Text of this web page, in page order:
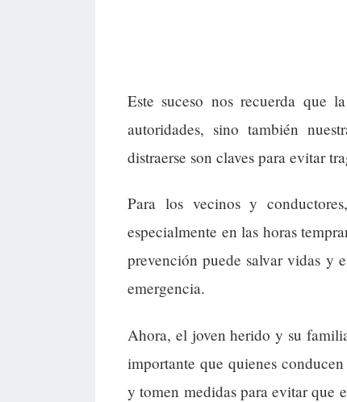
Este suceso nos recuerda que
autoridades, sino también
distraerse son claves para evitar
Para los vecinos y
especialmente en las horas
prevención puede salvar vidas y
emergencia.
Ahora, el joven herido y su
importante que quienes
y tomen medidas para evitar que